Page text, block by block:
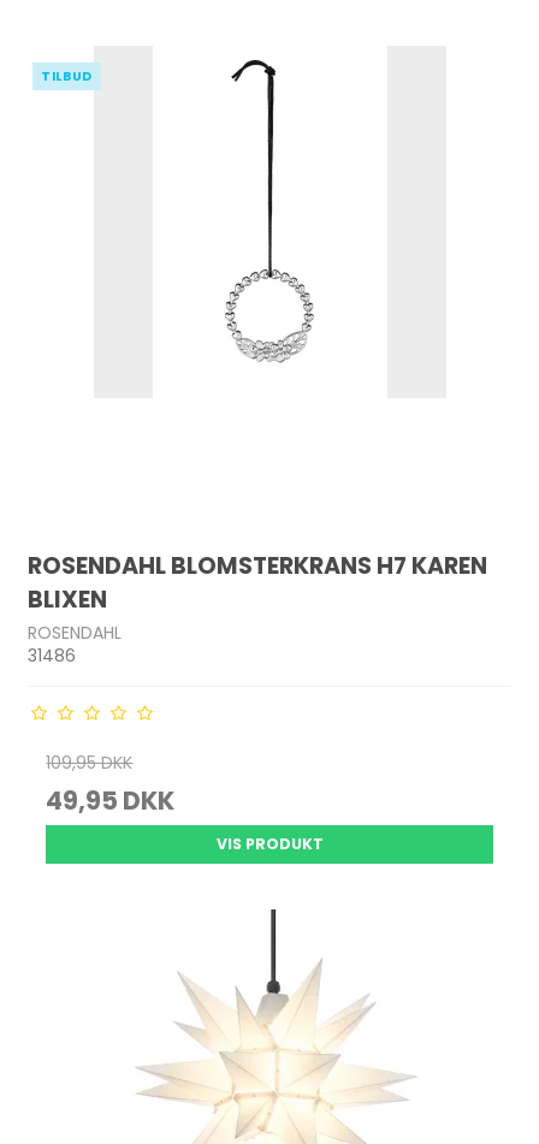
TILBUD
ROSENDAHL BLOMSTERKRANS H7 KAREN
BLIXEN
ROSENDAHL
31486
109,95 DKK
49,95 DKK
VIS PRODUKT